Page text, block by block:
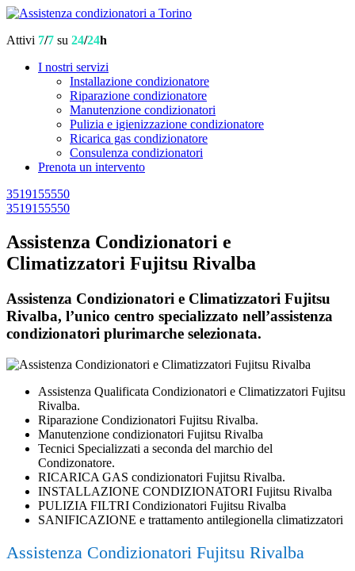
Attivi 7/7 su 24/24h
I nostri servizi
Installazione condizionatore
Riparazione condizionatore
Manutenzione condizionatori
Pulizia e igienizzazione condizionatore
Ricarica gas condizionatore
Consulenza condizionatori
Prenota un intervento
3519155550
3519155550
Assistenza Condizionatori e
Climatizzatori Fujitsu Rivalba
Assistenza Condizionatori e Climatizzatori Fujitsu
Rivalba, l’unico centro specializzato nell’assistenza
condizionatori plurimarche selezionata.
Assistenza Qualificata Condizionatori e Climatizzatori Fujitsu
Rivalba.
Riparazione Condizionatori Fujitsu Rivalba.
Manutenzione condizionatori Fujitsu Rivalba
Tecnici Specializzati a seconda del marchio del
Condizonatore.
RICARICA GAS condizionatori Fujitsu Rivalba.
INSTALLAZIONE CONDIZIONATORI Fujitsu Rivalba
PULIZIA FILTRI Condizionatori Fujitsu Rivalba
SANIFICAZIONE e trattamento antilegionella climatizzatori
Assistenza Condizionatori Fujitsu Rivalba